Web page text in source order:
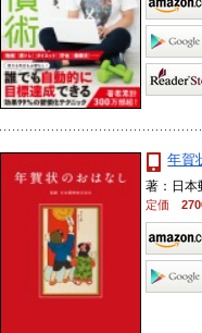
年賀
著：日本
定価